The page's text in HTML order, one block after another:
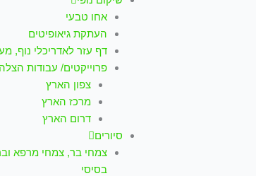
אחו טבעי
העתקת גיאופיטים
דף עזר לאדריכלי נוף,
פרוייקטים/ עבודות הצלה
צפון הארץ
מרכז הארץ
דרום הארץ
סיורים
צמחי בר, צמחי מרפא
בסיסי